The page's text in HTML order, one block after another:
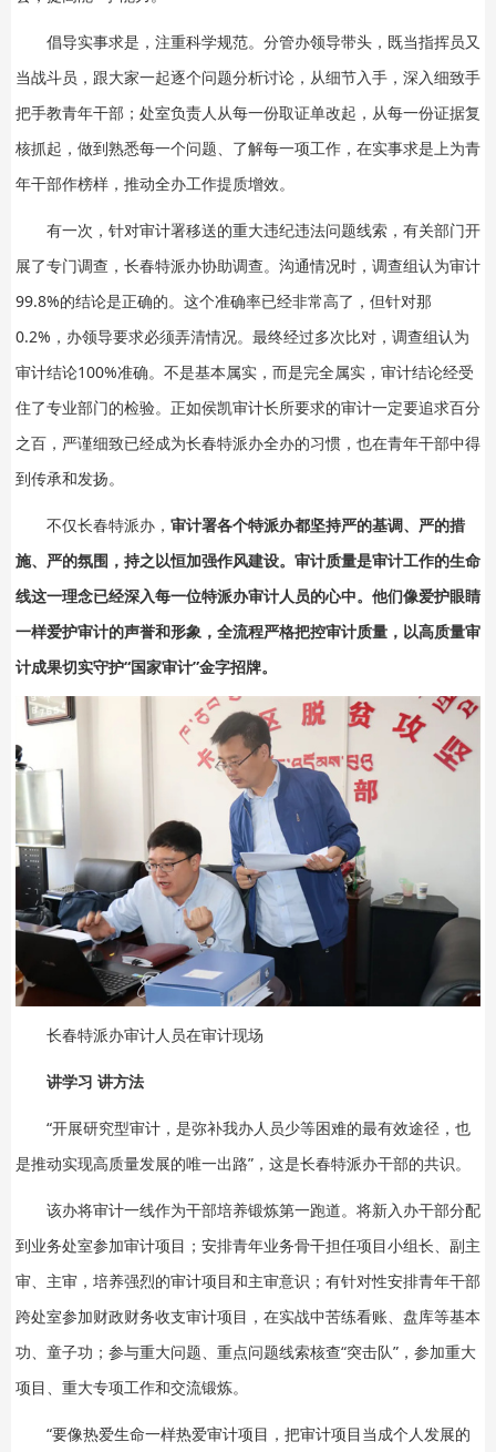
倡导实事求是，注重科学规范。分管办领导带头，既当指挥员又
当战斗员，跟大家一起逐个问题分析讨论，从细节入手，深入细致手
把手教青年干部；处室负责人从每一份取证单改起，从每一份证据复
核抓起，做到熟悉每一个问题、了解每一项工作，在实事求是上为青
年干部作榜样，推动全办工作提质增效。
有一次，针对审计署移送的重大违纪违法问题线索，有关部门开
展了专门调查，长春特派办协助调查。沟通情况时，调查组认为审计
99.8%的结论是正确的。这个准确率已经非常高了，但针对那
0.2%，办领导要求必须弄清情况。最终经过多次比对，调查组认为
审计结论100%准确。不是基本属实，而是完全属实，审计结论经受
住了专业部门的检验。正如侯凯审计长所要求的审计一定要追求百分
之百，严谨细致已经成为长春特派办全办的习惯，也在青年干部中得
到传承和发扬。
不仅长春特派办， 审计署各个特派办都坚持严的基调、严的措
施、严的氛围，持之以恒加强作风建设。审计质量是审计工作的生命
线这一理念已经深入每一位特派办审计人员的心中。他们像爱护眼睛
一样爱护审计的声誉和形象，全流程严格把控审计质量，以高质量审
计成果切实守护“国家审计”金字招牌。
长春特派办审计人员在审计现场
讲学习 讲方法
“开展研究型审计，是弥补我办人员少等困难的最有效途径，也
是推动实现高质量发展的唯一出路”，这是长春特派办干部的共识。
该办将审计一线作为干部培养锻炼第一跑道。将新入办干部分配
到业务处室参加审计项目；安排青年业务骨干担任项目小组长、副主
审、主审，培养强烈的审计项目和主审意识；有针对性安排青年干部
跨处室参加财政财务收支审计项目，在实战中苦练看账、盘库等基本
功、童子功；参与重大问题、重点问题线索核查“突击队”，参加重大
项目、重大专项工作和交流锻炼。
“要像热爱生命一样热爱审计项目，把审计项目当成个人发展的